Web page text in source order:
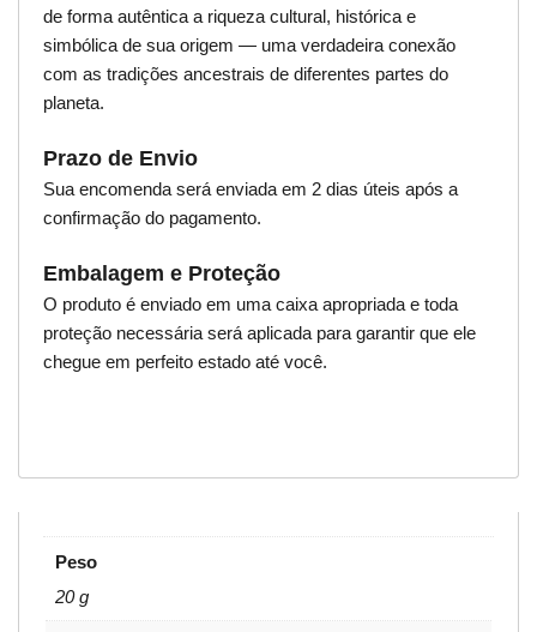
de forma autêntica a riqueza cultural, histórica e
simbólica de sua origem — uma verdadeira conexão
com as tradições ancestrais de diferentes partes do
planeta.
Prazo de Envio
Sua encomenda será enviada em 2 dias úteis após a
confirmação do pagamento.
Embalagem e Proteção
O produto é enviado em uma caixa apropriada e toda
proteção necessária será aplicada para garantir que ele
chegue em perfeito estado até você.
Peso
20 g